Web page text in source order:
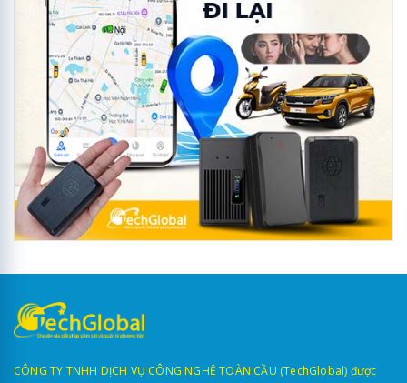
CÔNG TY TNHH DỊCH VỤ CÔNG NGHỆ TOÀN CẦU (TechGlobal) được